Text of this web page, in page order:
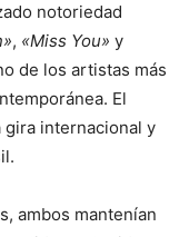
notoriedad
, «Miss You» y
de los artistas más
El
gira internacional y
ambos mantenían